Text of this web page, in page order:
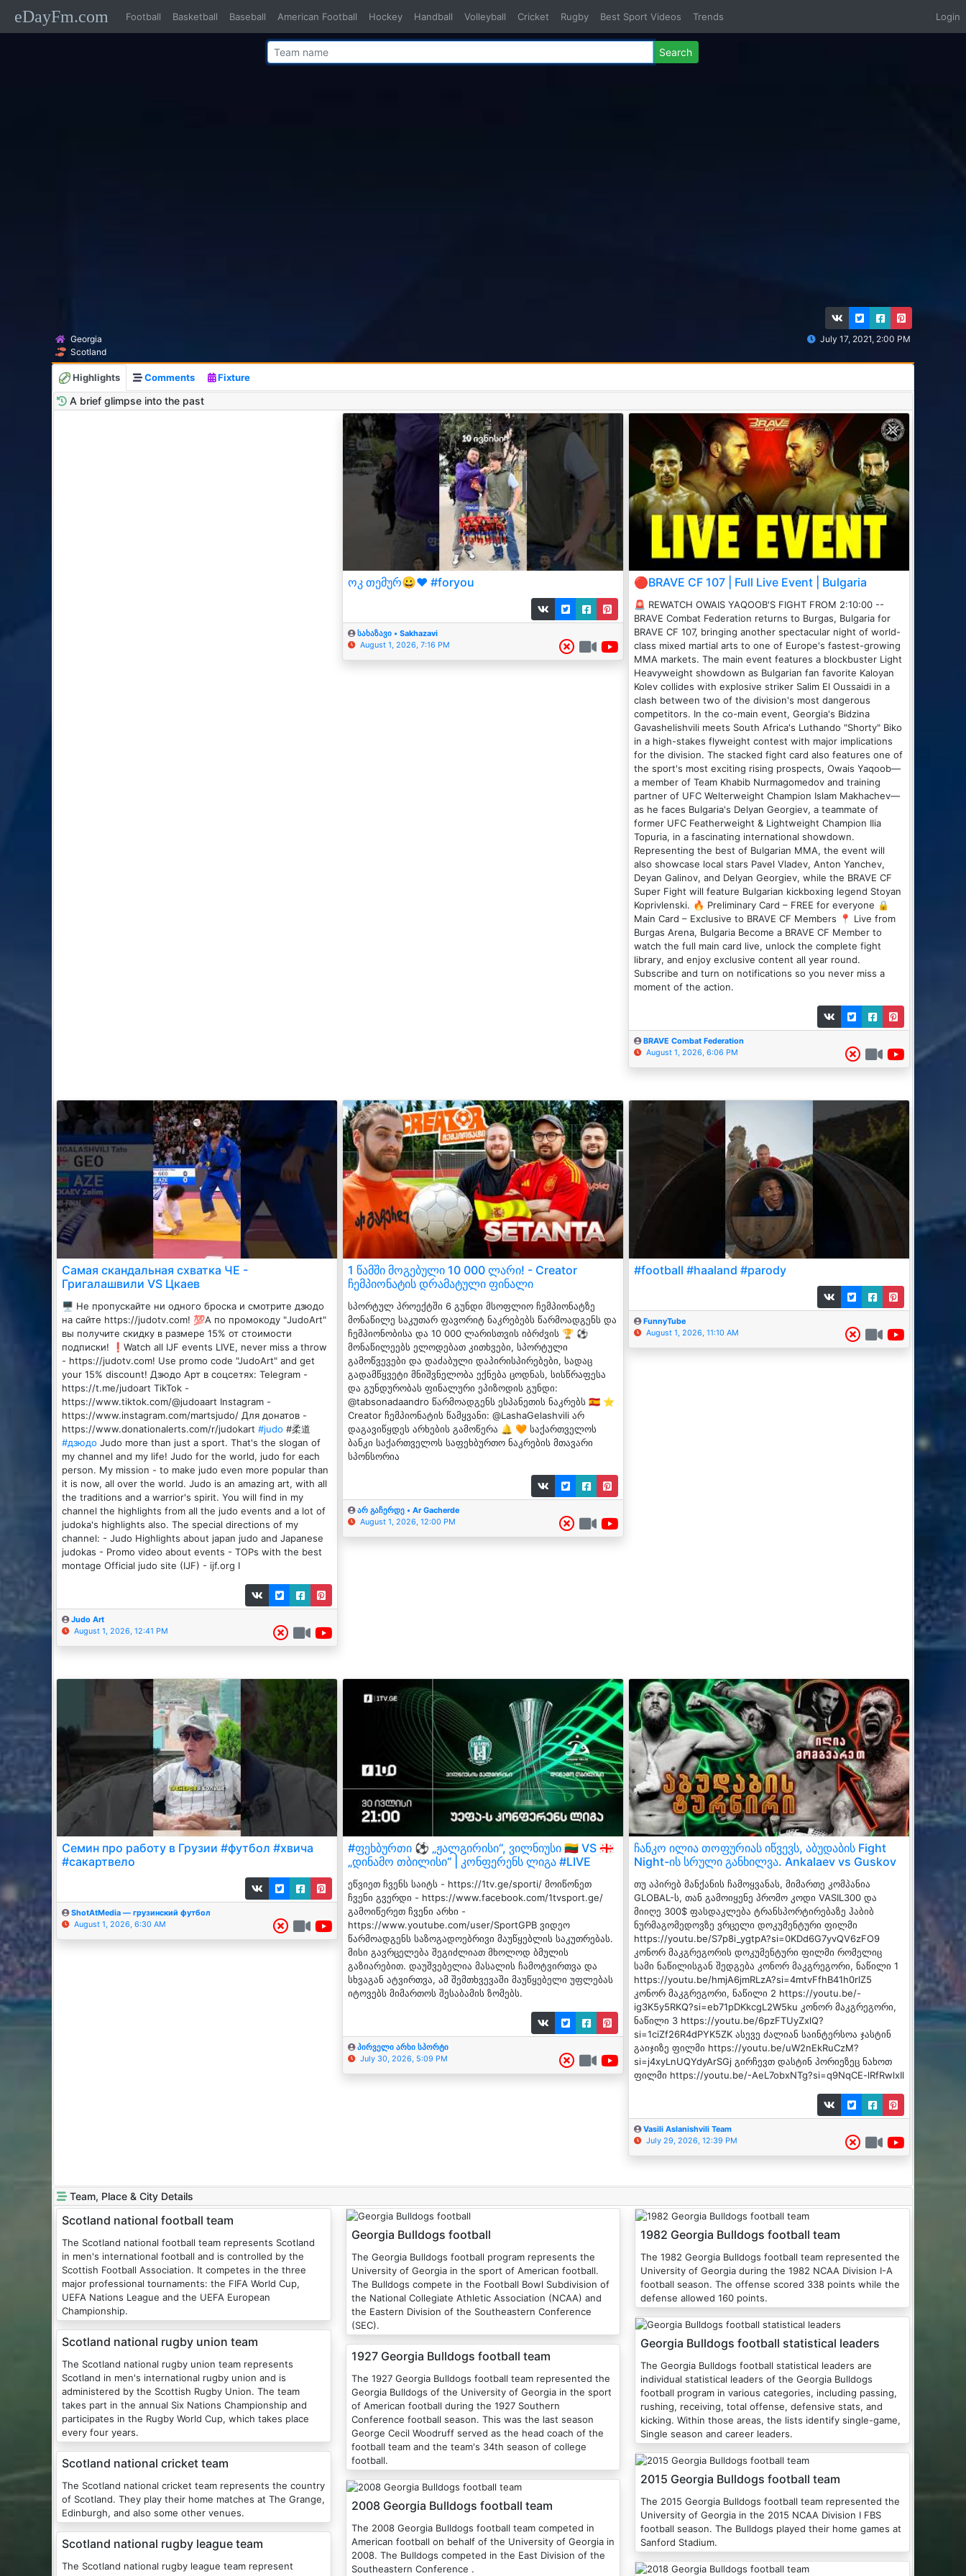
eDayFm.com Football Basketball Baseball American Football Hockey Handball Volleyball Cricket Rugby Best Sport Videos Trends Login
Search
Georgia
Scotland
July 17, 2021, 2:00 PM
Highlights Comments Fixture
A brief glimpse into the past
ოკ თემურ😀❤️ #foryou
სახაზავი • Sakhazavi
August 1, 2026, 7:16 PM
🔴BRAVE CF 107 | Full Live Event | Bulgaria
🚨 REWATCH OWAIS YAQOOB'S FIGHT FROM 2:10:00 --
BRAVE Combat Federation returns to Burgas, Bulgaria for
BRAVE CF 107, bringing another spectacular night of world-
class mixed martial arts to one of Europe's fastest-growing
MMA markets. The main event features a blockbuster Light
Heavyweight showdown as Bulgarian fan favorite Kaloyan
Kolev collides with explosive striker Salim El Oussaidi in a
clash between two of the division's most dangerous
competitors. In the co-main event, Georgia's Bidzina
Gavashelishvili meets South Africa's Luthando "Shorty" Biko
in a high-stakes flyweight contest with major implications
for the division. The stacked fight card also features one of
the sport's most exciting rising prospects, Owais Yaqoob—
a member of Team Khabib Nurmagomedov and training
partner of UFC Welterweight Champion Islam Makhachev—
as he faces Bulgaria's Delyan Georgiev, a teammate of
former UFC Featherweight & Lightweight Champion Ilia
Topuria, in a fascinating international showdown.
Representing the best of Bulgarian MMA, the event will
also showcase local stars Pavel Vladev, Anton Yanchev,
Deyan Galinov, and Delyan Georgiev, while the BRAVE CF
Super Fight will feature Bulgarian kickboxing legend Stoyan
Koprivlenski. 🔥 Preliminary Card – FREE for everyone 🔒
Main Card – Exclusive to BRAVE CF Members 📍 Live from
Burgas Arena, Bulgaria Become a BRAVE CF Member to
watch the full main card live, unlock the complete fight
library, and enjoy exclusive content all year round.
Subscribe and turn on notifications so you never miss a
moment of the action.
BRAVE Combat Federation
August 1, 2026, 6:06 PM
Самая скандальная схватка ЧЕ -
Григалашвили VS Цкаев
🖥️ Не пропускайте ни одного броска и смотрите дзюдо
на сайте https://judotv.com! 💯А по промокоду "JudoArt"
вы получите скидку в размере 15% от стоимости
подписки! ❗️Watch all IJF events LIVE, never miss a throw
- https://judotv.com! Use promo code "JudoArt" and get
your 15% discount! Дзюдо Арт в соцсетях: Telegram -
https://t.me/judoart TikTok -
https://www.tiktok.com/@judoaart Instagram -
https://www.instagram.com/martsjudo/ Для донатов -
https://www.donationalerts.com/r/judokart #judo #柔道
#дзюдо Judo more than just a sport. That's the slogan of
my channel and my life! Judo for the world, judo for each
person. My mission - to make judo even more popular than
it is now, all over the world. Judo is an amazing art, with all
the traditions and a warrior's spirit. You will find in my
channel the highlights from all the judo events and a lot of
judoka's highlights also. The special directions of my
channel: - Judo Highlights about japan judo and Japanese
judokas - Promo video about events - TOPs with the best
montage Official judo site (IJF) - ijf.org I
Judo Art
August 1, 2026, 12:41 PM
1 წამში მოგებული 10 000 ლარი! - Creator
ჩემპიონატის დრამატული ფინალი
სპორტულ პროექტში 6 გუნდი მსოფლიო ჩემპიონატზე
მონაწილე საკუთარ ფავორიტ ნაკრებებს წარმოადგენს და
ჩემპიონობისა და 10 000 ლარისთვის იბრძვის 🏆 ⚽
მონაწილეებს ელოდებათ კითხვები, სპორტული
გამოწვევები და დაძაბული დაპირისპირებები, სადაც
გადამწყვეტი მნიშვნელობა ექნება ცოდნას, სისწრაფესა
და გუნდურობას ფინალური ეპიზოდის გუნდი:
‪‪‪‪@tabsonadaandro წარმოადგენს ესპანეთის ნაკრებს 🇪🇸 ⭐
Creator ჩემპიონატის წამყვანი: ‪‪‪‪@LashaGelashvili არ
დაგავიწყდეს არხების გამოწერა 🔔 🧡 საქართველოს
ბანკი საქართველოს საფეხბურთო ნაკრების მთავარი
სპონსორია
არ გაჩერდე • Ar Gacherde
August 1, 2026, 12:00 PM
#football #haaland #parody
FunnyTube
August 1, 2026, 11:10 AM
Семин про работу в Грузии #футбол #хвича
#сакартвело
ShotAtMedia — грузинский футбол
August 1, 2026, 6:30 AM
#ფეხბურთი ⚽ „ჟალგირისი“, ვილნიუსი 🇱🇹 VS 🇬🇪
„დინამო თბილისი“ | კონფერენს ლიგა #LIVE
ეწვიეთ ჩვენს საიტს - https://1tv.ge/sporti/ მოიწონეთ
ჩვენი გვერდი - https://www.facebook.com/1tvsport.ge/
გამოიწერეთ ჩვენი არხი -
https://www.youtube.com/user/SportGPB ვიდეო
წარმოადგენს საზოგადოებრივი მაუწყებლის საკუთრებას.
მისი გავრცელება შეგიძლიათ მხოლოდ ბმულის
გაზიარებით. დაუშვებელია მასალის ჩამოტვირთვა და
სხვაგან ატვირთვა, ამ შემთხვევაში მაუწყებელი უფლებას
იტოვებს მიმართოს შესაბამის ზომებს.
პირველი არხი სპორტი
July 30, 2026, 5:09 PM
ჩანკო ილია თოფურიას იწვევს, აბუდაბის Fight
Night-ის სრული განხილვა. Ankalaev vs Guskov
თუ აპირებ მანქანის ჩამოყვანას, მიმართე კომპანია
GLOBAL-ს, თან გამოიყენე პრომო კოდი VASIL300 და
მიიღე 300$ ფასდაკლება ტრანსპორტირებაზე ჰაბიბ
ნურმაგომედოვზე ვრცელი დოკუმენტური ფილმი
https://youtu.be/S7p8i_ygtpA?si=0KDd6G7yvQV6zFO9
კონორ მაკგრეგორის დოკუმენტური ფილმი რომელიც
სამი ნაწილისგან შედგება კონორ მაკგრეგორი, ნაწილი 1
https://youtu.be/hmjA6jmRLzA?si=4mtvFfhB41h0rlZ5
კონორ მაკგრეგორი, ნაწილი 2 https://youtu.be/-
ig3K5y5RKQ?si=eb71pDKkcgL2W5ku კონორ მაკგრეგორი,
ნაწილი 3 https://youtu.be/6pzFTUyZxlQ?
si=1ciZf26R4dPYK5ZK ასევე ძალიან საინტერსოა ჯასტინ
გაიჯიზე ფილმი https://youtu.be/uW2nEkRuCzM?
si=j4xyLnUQYdyArSGj გირჩევთ დასტინ პორიეზეც ნახოთ
ფილმი https://youtu.be/-AeL7obxNTg?si=q9NqCE-lRfRwlxIl
Vasili Aslanishvili Team
July 29, 2026, 12:39 PM
Team, Place & City Details
Scotland national football team
The Scotland national football team represents Scotland
in men's international football and is controlled by the
Scottish Football Association. It competes in the three
major professional tournaments: the FIFA World Cup,
UEFA Nations League and the UEFA European
Championship.
Scotland national rugby union team
The Scotland national rugby union team represents
Scotland in men's international rugby union and is
administered by the Scottish Rugby Union. The team
takes part in the annual Six Nations Championship and
participates in the Rugby World Cup, which takes place
every four years.
Scotland national cricket team
The Scotland national cricket team represents the country
of Scotland. They play their home matches at The Grange,
Edinburgh, and also some other venues.
Scotland national rugby league team
The Scotland national rugby league team represent
Georgia Bulldogs football
The Georgia Bulldogs football program represents the
University of Georgia in the sport of American football.
The Bulldogs compete in the Football Bowl Subdivision of
the National Collegiate Athletic Association (NCAA) and
the Eastern Division of the Southeastern Conference
(SEC).
1927 Georgia Bulldogs football team
The 1927 Georgia Bulldogs football team represented the
Georgia Bulldogs of the University of Georgia in the sport
of American football during the 1927 Southern
Conference football season. This was the last season
George Cecil Woodruff served as the head coach of the
football team and the team's 34th season of college
football.
2008 Georgia Bulldogs football team
The 2008 Georgia Bulldogs football team competed in
American football on behalf of the University of Georgia in
2008. The Bulldogs competed in the East Division of the
Southeastern Conference .
1982 Georgia Bulldogs football team
The 1982 Georgia Bulldogs football team represented the
University of Georgia during the 1982 NCAA Division I-A
football season. The offense scored 338 points while the
defense allowed 160 points.
Georgia Bulldogs football statistical leaders
The Georgia Bulldogs football statistical leaders are
individual statistical leaders of the Georgia Bulldogs
football program in various categories, including passing,
rushing, receiving, total offense, defensive stats, and
kicking. Within those areas, the lists identify single-game,
Single season and career leaders.
2015 Georgia Bulldogs football team
The 2015 Georgia Bulldogs football team represented the
University of Georgia in the 2015 NCAA Division I FBS
football season. The Bulldogs played their home games at
Sanford Stadium.